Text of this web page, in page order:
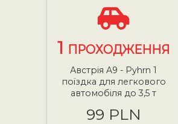
1 ПРОХОДЖЕННЯ
Австрія A9 - Pyhrn 1
поїздка для легкового
автомобіля до 3,5 т
99 PLN